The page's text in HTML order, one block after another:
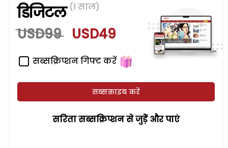
डिजिटल (1 साल)
USD99 USD49
सब्सक्रिप्शन गिफ्ट करें
सब्सक्राइब करें
सरिता सब्सक्रिप्शन से जुड़ेें और पाएं